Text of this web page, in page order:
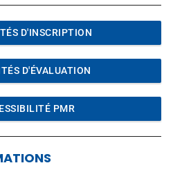
D'INSCRIPTION
D'ÉVALUATION
PMR